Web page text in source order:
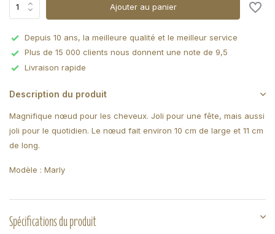
Ajouter au panier
Depuis 10 ans, la meilleure qualité et le meilleur service
Plus de 15 000 clients nous donnent une note de 9,5
Livraison rapide
Description du produit
Magnifique nœud pour les cheveux. Joli pour une fête, mais aussi
joli pour le quotidien. Le nœud fait environ 10 cm de large et 11 cm
de long.
Modèle : Marly
Spécifications du produit